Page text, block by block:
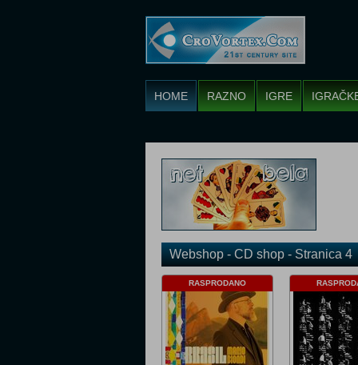
HOME RAZNO IGRE
Webshop - CD shop - Stranica 4
RASPRODANO